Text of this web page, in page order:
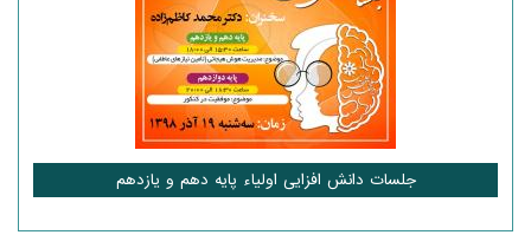
جلسات دانش افزایی اولیاء پایه دهم و یازدهم